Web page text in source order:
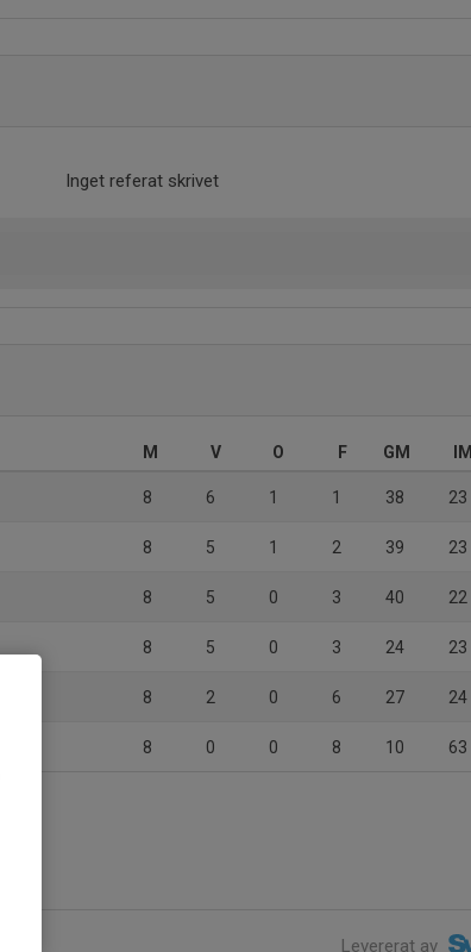
Inget referat skrivet
M V O F GM IM
8 6 1 1 38 23
8 5 1 2 39 23
8 5 0 3 40 22
8 5 0 3 24 23
8 2 0 6 27 24
8 0 0 8 10 63
Levererat av